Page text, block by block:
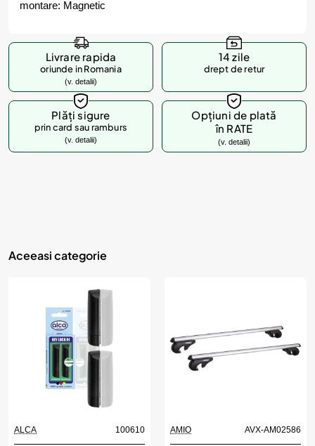
montare: Magnetic
Livrare rapida
oriunde in Romania
(v. detalii)
14 zile
drept de retur
Plăți sigure
prin card sau ramburs
(v. detalii)
Opțiuni de plată
în RATE
(v. detalii)
Aceeasi categorie
ALCA 100610 AMIO AVX-AM02586